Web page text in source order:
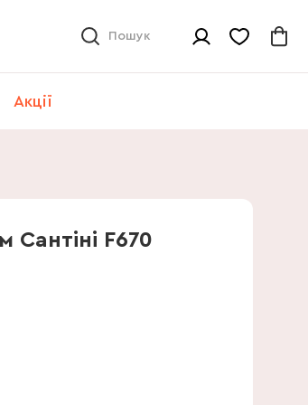
Пошук
Акції
Сантіні F670